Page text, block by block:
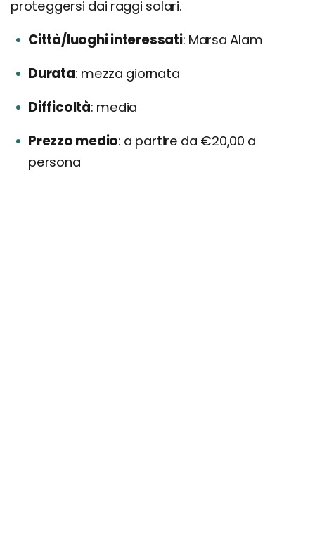
proteggersi dai raggi solari.
Città/luoghi interessati Marsa Alam
Durata mezza giornata
Difficoltà media
Prezzo medio a partire da €20,00 a
persona